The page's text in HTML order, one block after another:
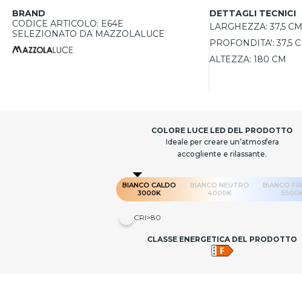
atmosfere rilassanti in zone living, angoli lettura o ambienti
BRAND
CODICE ARTICOLO: E64E
SELEZIONATO DA MAZZOLALUCE
DETTAGLI TECNICI
LARGHEZZA: 37,5 CM
PROFONDITA': 37,5
ALTEZZA: 180 CM
COLORE LUCE LED DEL PRODOTTO
Ideale per creare un’atmosfera
accogliente e rilassante.
BIANCO CALDO
3000K
BIANCO NEUTRO
4000K
BIANCO
CRI>80
CLASSE ENERGETICA DEL PRODOTTO